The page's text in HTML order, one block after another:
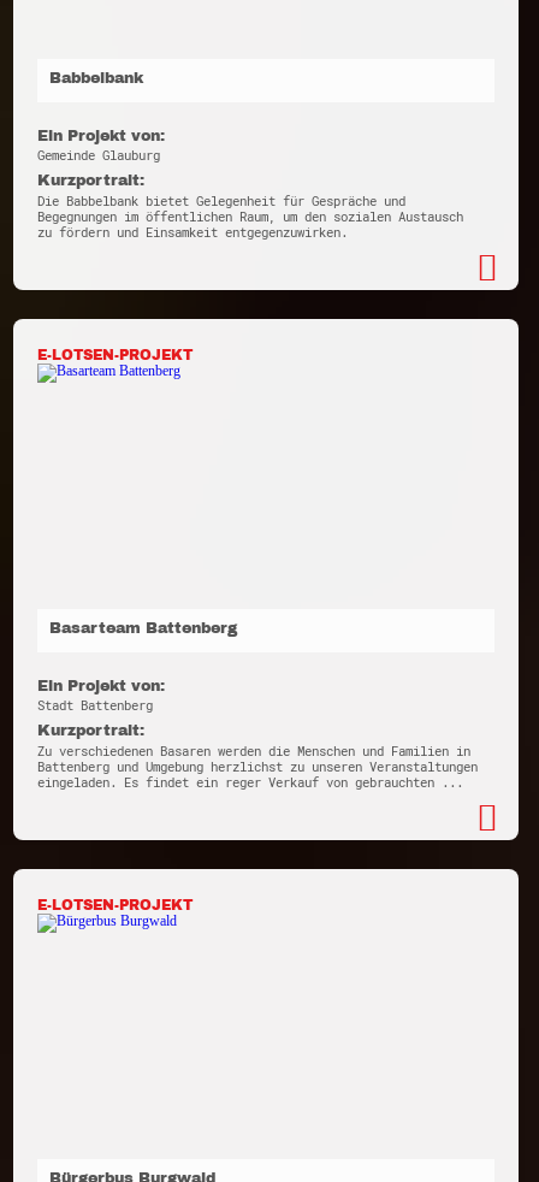
Babbelbank
Ein Projekt von:
Gemeinde Glauburg
Kurzportrait:
Die Babbelbank bietet Gelegenheit für Gespräche und
Begegnungen im öffentlichen Raum, um den sozialen Austausch
zu fördern und Einsamkeit entgegenzuwirken.
E-LOTSEN-PROJEKT
Basarteam Battenberg
Ein Projekt von:
Stadt Battenberg
Kurzportrait:
Zu verschiedenen Basaren werden die Menschen und Familien in
Battenberg und Umgebung herzlichst zu unseren Veranstaltungen
eingeladen. Es findet ein reger Verkauf von gebrauchten ...
E-LOTSEN-PROJEKT